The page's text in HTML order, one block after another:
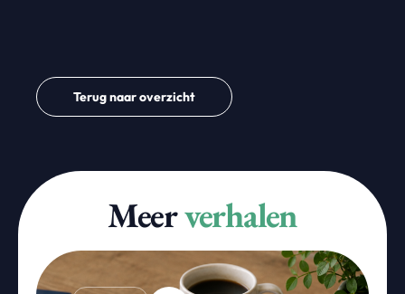
Terug naar overzicht
Meerverhalen